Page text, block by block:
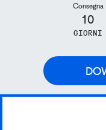
Consegna
10
GIORNI